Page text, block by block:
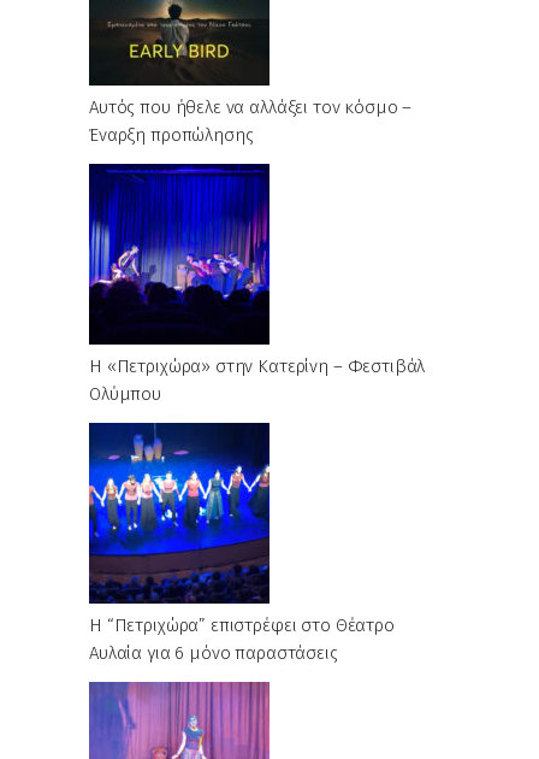
Αυτός που ήθελε να αλλάξει τον κόσμο –
Έναρξη προπώλησης
Η «Πετριχώρα» στην Κατερίνη – Φεστιβάλ
Ολύμπου
Η “Πετριχώρα” επιστρέφει στο Θέατρο
Αυλαία για 6 μόνο παραστάσεις